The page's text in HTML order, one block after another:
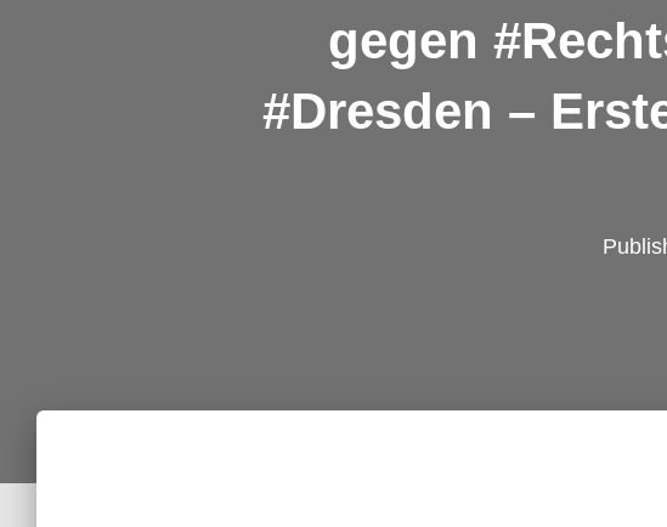
gegen
#Dresden –